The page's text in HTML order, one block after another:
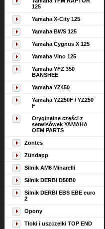
125
Yamaha X-City 125
Yamaha BWS 125
Yamaha Cygnus X 125
Yamaha Vino 125
Yamaha YFZ 350
BANSHEE
Yamaha YZ450
Yamaha YZ250F / YZ250
F
Oryginalne części z
serwisówek YAMAHA
OEM PARTS
Zontes
Zündapp
Silnik AM6 Minarelli
Silnik DERBI D50B0
Silnik DERBI EBS EBE euro
2
Opony
Tłoki i uszczelki TOP END